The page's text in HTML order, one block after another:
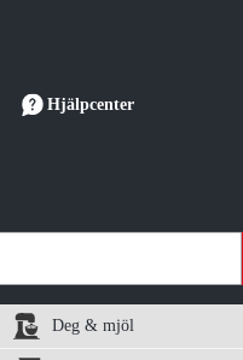
Hjälpcenter
Deg & mjöl